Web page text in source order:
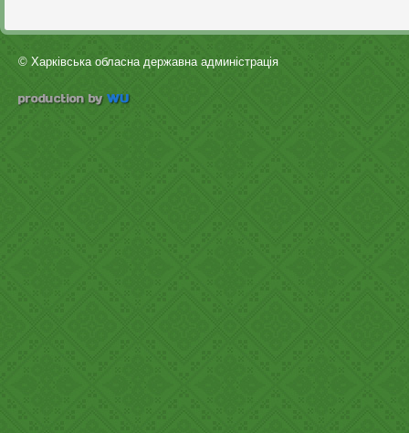
© Харківська обласна державна админістрація